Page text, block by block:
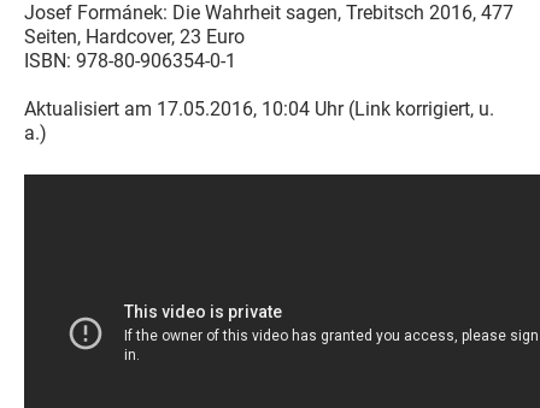
Josef Formánek: Die Wahrheit sagen, Trebitsch 2016, 477
Seiten, Hardcover, 23 Euro
ISBN: 978-80-906354-0-1
Aktualisiert am 17.05.2016, 10:04 Uhr (Link korrigiert, u.
a.)